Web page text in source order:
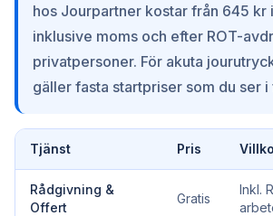
hos Jourpartner kostar från 645 kr
inklusive moms och efter ROT-
privatpersoner. För akuta
gäller fasta startpriser som du ser i
Tjänst Pris
Rådgivning &
Offert
Gratis
Inkl.